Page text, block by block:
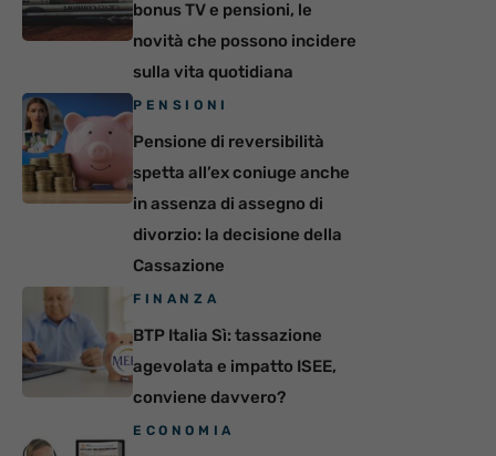
bonus TV e pensioni, le
novità che possono incidere
sulla vita quotidiana
PENSIONI
Pensione di reversibilità
spetta all’ex coniuge anche
in assenza di assegno di
divorzio: la decisione della
Cassazione
FINANZA
BTP Italia Sì: tassazione
agevolata e impatto ISEE,
conviene davvero?
ECONOMIA